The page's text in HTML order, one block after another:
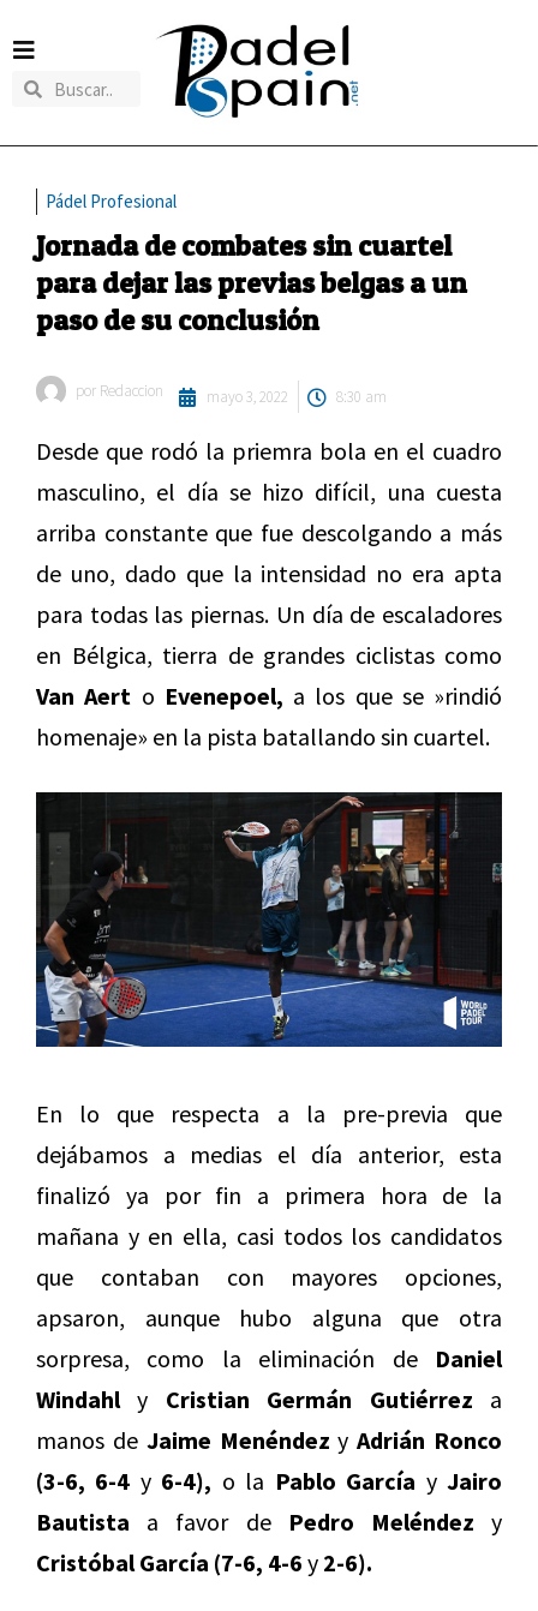
Pádel Profesional
Jornada de combates sin cuartel
para dejar las previas belgas a un
paso de su conclusión
por Redaccion mayo 3, 2022 8:30 am
Desde que rodó la priemra bola en el cuadro
masculino, el día se hizo difícil, una cuesta
arriba constante que fue descolgando a más
de uno, dado que la intensidad no era apta
para todas las piernas. Un día de escaladores
en Bélgica, tierra de grandes ciclistas como
Van Aert o Evenepoel, a los que se »rindió
homenaje» en la pista batallando sin cuartel.
En lo que respecta a la pre-previa que
dejábamos a medias el día anterior, esta
finalizó ya por fin a primera hora de la
mañana y en ella, casi todos los candidatos
que contaban con mayores opciones,
apsaron, aunque hubo alguna que otra
sorpresa, como la eliminación de Daniel
Windahly Cristian Germán Gutiérrez a
manos de Jaime Menéndez yAdrián Ronco
(3-6, 6-4 y 6-4), o la Pablo García yJairo
Bautista a favor de Pedro Meléndez y
Cristóbal García (7-6, 4-6 y 2-6).